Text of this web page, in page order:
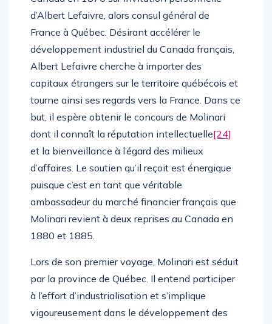
d’Albert Lefaivre, alors consul général de
France à Québec. Désirant accélérer le
développement industriel du Canada français,
Albert Lefaivre cherche à importer des
capitaux étrangers sur le territoire québécois et
tourne ainsi ses regards vers la France. Dans ce
but, il espère obtenir le concours de Molinari
dont il connaît la réputation intellectuelle[24]
et la bienveillance à l’égard des milieux
d’affaires. Le soutien qu’il reçoit est énergique
puisque c’est en tant que véritable
ambassadeur du marché financier français que
Molinari revient à deux reprises au Canada en
1880 et 1885.
Lors de son premier voyage, Molinari est séduit
par la province de Québec. Il entend participer
à l’effort d’industrialisation et s’implique
vigoureusement dans le développement des